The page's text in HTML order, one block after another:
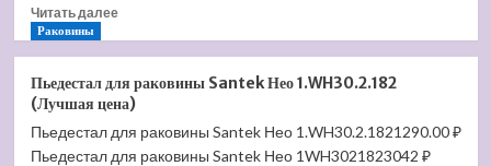
4110
R1
цена)
Читать далееПрочитать
Duravit
Durastyle
0713500009
L
Раковины
Пьедестал для раковины Santek Нео 1.WH30.2.182
(Лучшая цена)
Пьедестал для раковины Santek Нео 1.WH30.2.1821290.00 ₽
Пьедестал для раковины Santek Нео 1WH3021823042 ₽